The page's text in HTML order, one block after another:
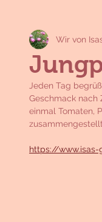
Wir von
Jeden Tag
Geschmack nach
einmal Tomaten,
https://www.isas-